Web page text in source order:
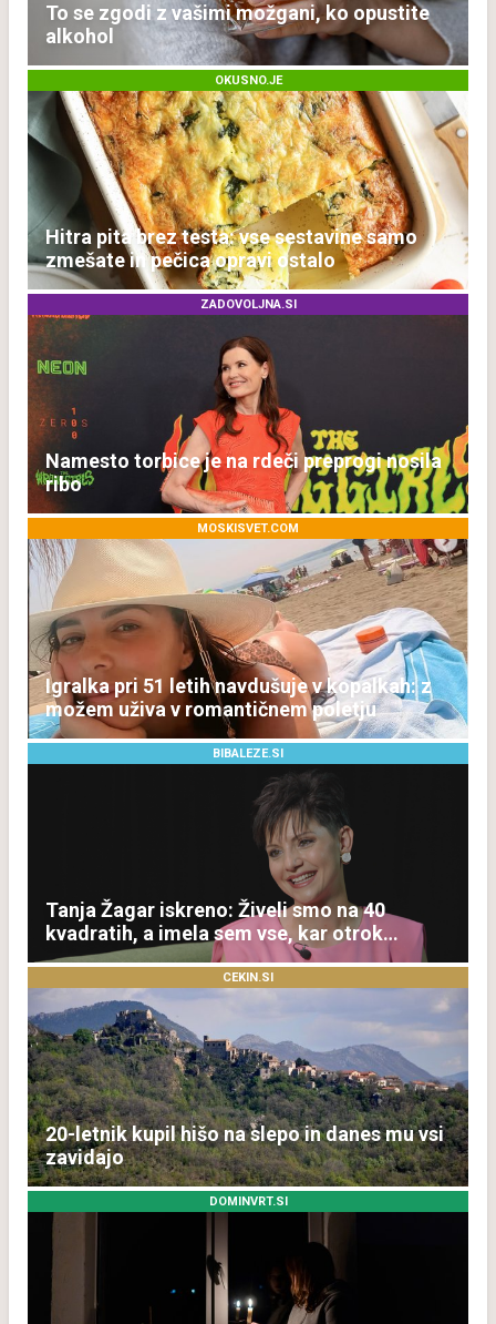
To se zgodi z vašimi možgani, ko opustite
alkohol
OKUSNO.JE
Hitra pita brez testa: vse sestavine samo
zmešate in pečica opravi ostalo
ZADOVOLJNA.SI
Namesto torbice je na rdeči preprogi nosila
ribo
MOSKISVET.COM
Igralka pri 51 letih navdušuje v kopalkah: z
možem uživa v romantičnem poletju
BIBALEZE.SI
Tanja Žagar iskreno: Živeli smo na 40
kvadratih, a imela sem vse, kar otrok
potrebuje
CEKIN.SI
20-letnik kupil hišo na slepo in danes mu vsi
zavidajo
DOMINVRT.SI